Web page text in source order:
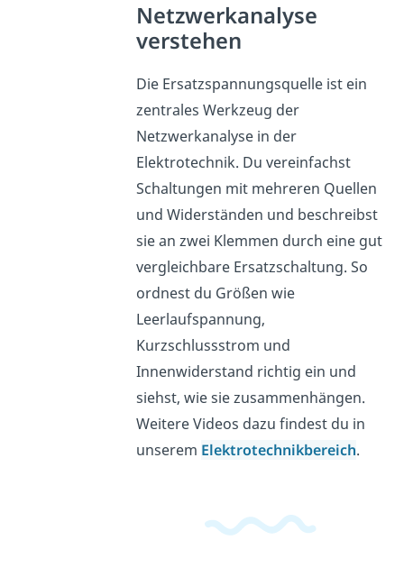
Netzwerkanalyse
verstehen
Die Ersatzspannungsquelle ist ein
zentrales Werkzeug der
Netzwerkanalyse in der
Elektrotechnik. Du vereinfachst
Schaltungen mit mehreren Quellen
und Widerständen und beschreibst
sie an zwei Klemmen durch eine gut
vergleichbare Ersatzschaltung. So
ordnest du Größen wie
Leerlaufspannung,
Kurzschlussstrom und
Innenwiderstand richtig ein und
siehst, wie sie zusammenhängen.
Weitere Videos dazu findest du in
unserem Elektrotechnikbereich.